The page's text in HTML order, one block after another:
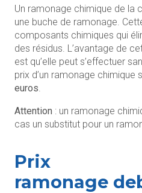
Un ramonage chimique de la
une buche de ramonage.
composants chimiques qui
des résidus. L’avantage de
est qu’elle peut s’effectuer
prix d’un ramonage chimique
euros
Attention : un ramonage
cas un substitut pour un
Prix
ramonage